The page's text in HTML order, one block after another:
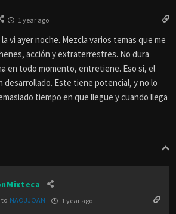
1 year ago
vi ayer noche. Mezcla varios temas que me
acción y extraterrestres. No dura
en todo momento, entretiene. Eso si, el
desarrollado. Este tiene potencial, y no lo
tiempo en que llegue y cuando llega
to NAOJJOAN 1 year ago